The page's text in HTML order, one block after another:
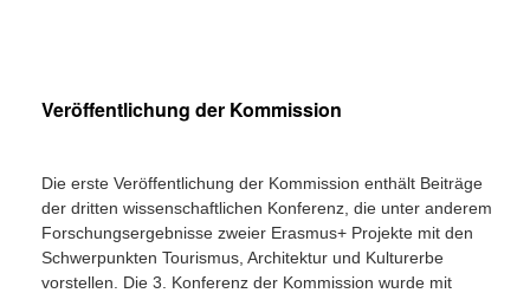
Veröffentlichung der Kommission
Die erste Veröffentlichung der Kommission enthält Beiträge
der dritten wissenschaftlichen Konferenz, die unter anderem
Forschungsergebnisse zweier Erasmus+ Projekte mit den
Schwerpunkten Tourismus, Architektur und Kulturerbe
vorstellen. Die 3. Konferenz der Kommission wurde mit